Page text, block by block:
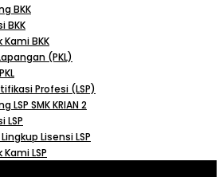
BKK
BKK
Kami BKK
(PKL)
Profesi (LSP)
LSP SMK KRIAN 2
LSP
Lisensi LSP
LSP